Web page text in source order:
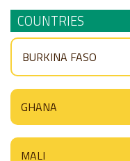
COUNTRIES
BURKINA FASO
GHANA
MALI